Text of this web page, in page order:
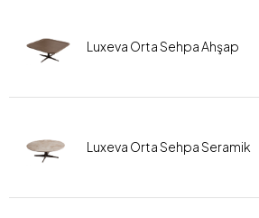
Luxeva Orta Sehpa Ahşap
Luxeva Orta Sehpa Seramik